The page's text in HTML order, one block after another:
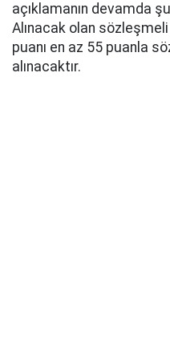
açıklamanın devamda
Alınacak olan sözleşmeli
puanı en az 55 puanla
alınacaktır.